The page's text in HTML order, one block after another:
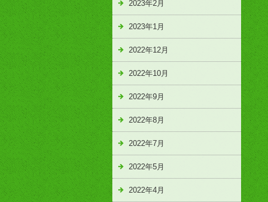
2023年2月
2023年1月
2022年12月
2022年10月
2022年9月
2022年8月
2022年7月
2022年5月
2022年4月